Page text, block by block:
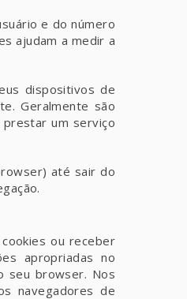
e do número
ajudam a medir a
dispositivos de
Geralmente são
um serviço
até sair do
ou receber
apropriadas no
seu browser. Nos
navegadores de